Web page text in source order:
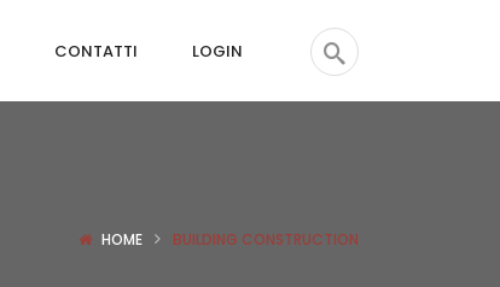
CONTATTI LOGIN
HOME BUILDING CONSTRUCTION